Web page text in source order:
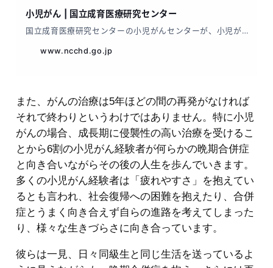
また、がんの治療は5年ほどの間の再発がなければ
それで終わりというわけではありません。特に小児
がんの場合、成長期に侵襲性の高い治療を受けるこ
とから6割の小児がん経験者が何らかの晩期合併症
と向き合いながらその後の人生を歩んでいきます。
多くの小児がん経験者は「疲れやすさ」を抱えてい
るとも言われ、社会復帰への困難を抱えたり、合併
症とうまく向き合えず自らの進路を考えてしまった
り、様々な生きづらさに向き合っています。
彼らは一見、日々同級生と同じ生活を送っているよ